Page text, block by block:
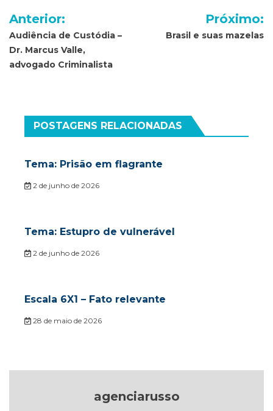
Navegação
de
Post
Anterior:
Audiência de Custódia –
Dr. Marcus Valle,
advogado Criminalista
Próximo:
Brasil e suas mazelas
POSTAGENS RELACIONADAS
Tema: Prisão em flagrante
2 de junho de 2026
Tema: Estupro de vulnerável
2 de junho de 2026
Escala 6X1 – Fato relevante
28 de maio de 2026
agenciarusso